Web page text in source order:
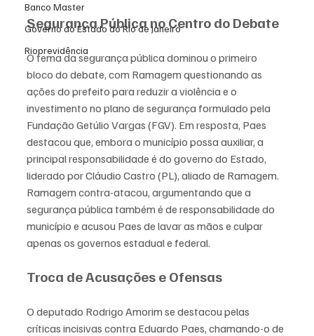
Banco Master
Governo do Estado do Rio de Janeiro
Rioprevidência
Segurança Pública no Centro do Debate
O tema da segurança pública dominou o primeiro
bloco do debate, com Ramagem questionando as
ações do prefeito para reduzir a violência e o
investimento no plano de segurança formulado pela
Fundação Getúlio Vargas (FGV). Em resposta, Paes
destacou que, embora o município possa auxiliar, a
principal responsabilidade é do governo do Estado,
liderado por Cláudio Castro (PL), aliado de Ramagem.
Ramagem contra-atacou, argumentando que a
segurança pública também é de responsabilidade do
município e acusou Paes de lavar as mãos e culpar
apenas os governos estadual e federal.
Troca de Acusações e Ofensas
O deputado Rodrigo Amorim se destacou pelas
críticas incisivas contra Eduardo Paes, chamando-o de